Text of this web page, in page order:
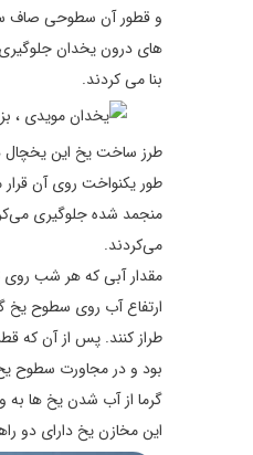
و قطور آن سطوحی صاف
های درون یخدان
بنا می ‌کردند.
طرز ساخت یخ این یخچال‌
طور یکنواخت روی آن
منجمد شده جلوگیری
می‌کردند.
مقدار آبی که هر شب روی
ارتفاع آب روی سطوح یخ‌
بود و در مجاورت سطوح
گرما از آب شدن یخ‌ ها به
این مخازن یخ دارای دو